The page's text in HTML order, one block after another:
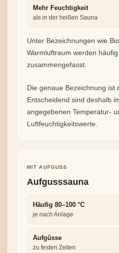
Mehr Feuchtigkeit
als in der heißen Sauna
Unter Bezeichnungen wie
Warmluftraum werden
zusammengefasst.
Die genaue Bezeichnung ist
Entscheidend sind deshalb
angegebenen Temperatur-
Luftfeuchtigkeitswerte.
MIT AUFGUSS
Aufgusssauna
Häufig 80–100 °C
je nach Anlage
Aufgüsse
zu festen Zeiten